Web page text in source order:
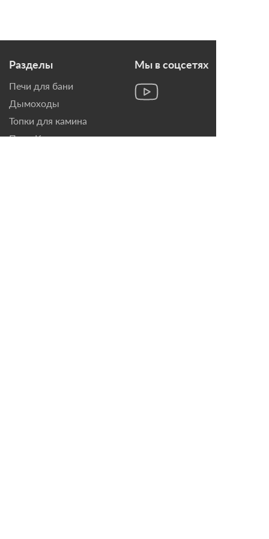
Разделы
Печи для бани
Дымоходы
Топки для камина
Печи-Камины
Мы в соцсетях